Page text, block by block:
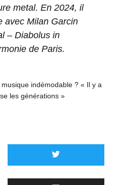
metal. En 2024, il
avec Milan Garcin
– Diabolus in
de Paris.
indémodable ? « Il y a
les générations »